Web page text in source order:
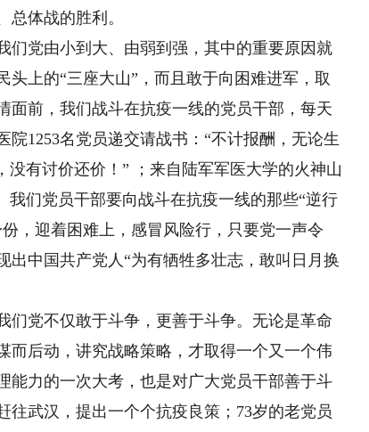
体战的胜利。
党由小到大、由弱到强，其中的重要原因就
上的“三座大山”，而且敢于向困难进军，取
面前，我们战斗在抗疫一线的党员干部，每天
1253名党员递交请战书：“不计报酬，无论生
有讨价还价！” ；来自陆军军医大学的火神山
我们党员干部要向战斗在抗疫一线的那些“逆行
，迎着困难上，感冒风险行，只要党一声令
中国共产党人“为有牺牲多壮志，敢叫日月换
党不仅敢于斗争，更善于斗争。无论是革命
而后动，讲究战略策略，才取得一个又一个伟
能力的一次大考，也是对广大党员干部善于斗
武汉，提出一个个抗疫良策；73岁的老党员